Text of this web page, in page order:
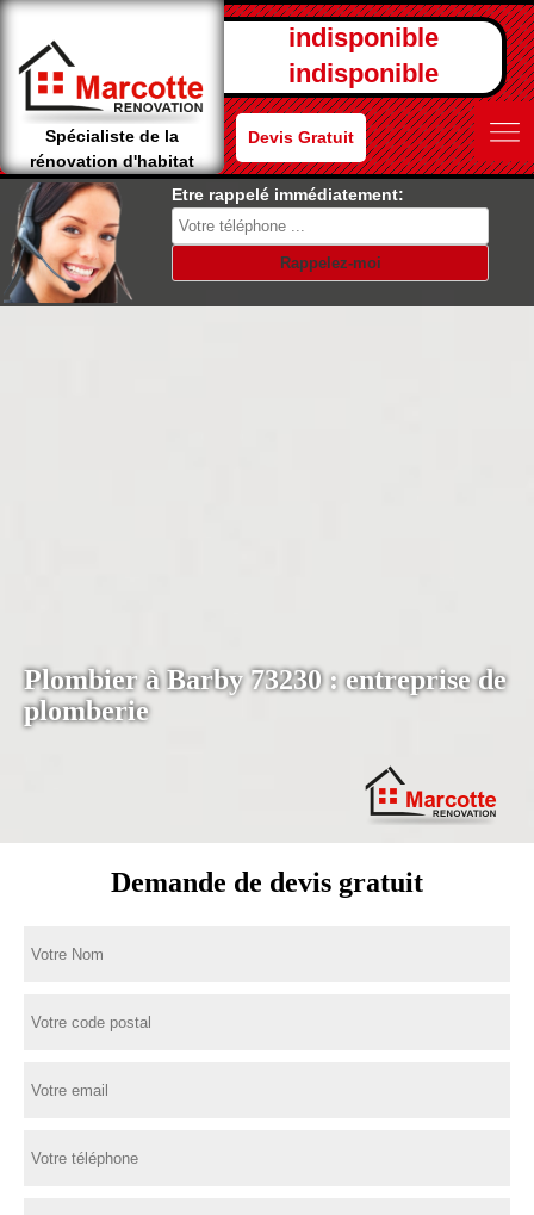
Spécialiste de la
rénovation d'habitat
indisponible
indisponible
Devis Gratuit
Etre rappelé immédiatement:
Plombier à Barby 73230 : entreprise de
plomberie
Demande de devis gratuit